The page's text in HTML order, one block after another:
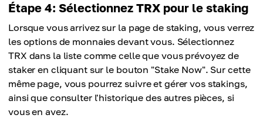
Étape 4: Sélectionnez TRX pour le staking
Lorsque vous arrivez sur la page de staking, vous verrez
les options de monnaies devant vous. Sélectionnez
TRX dans la liste comme celle que vous prévoyez de
staker en cliquant sur le bouton "Stake Now". Sur cette
même page, vous pourrez suivre et gérer vos stakings,
ainsi que consulter l'historique des autres pièces, si
vous en avez.